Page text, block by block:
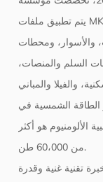
يتم تطبيق ملفات MK للألمنيوم على نطاق واسع في منتجات التجميع
والأسوار، ومحطات
السلم والمنصات،
والفيلا والمباني
الطاقة الشمسية في
الألومنيوم هو أكثر
من 60،000 طن.
تقنية غنية وقدرة